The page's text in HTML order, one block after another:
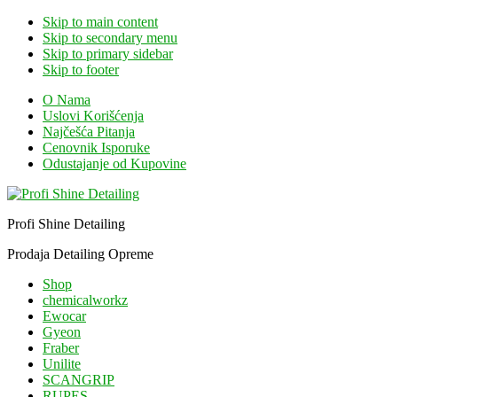
Skip to main content
Skip to secondary menu
Skip to primary sidebar
Skip to footer
O Nama
Uslovi Korišćenja
Najčešća Pitanja
Cenovnik Isporuke
Odustajanje od Kupovine
Profi Shine Detailing
Prodaja Detailing Opreme
Shop
chemicalworkz
Ewocar
Gyeon
Fraber
Unilite
SCANGRIP